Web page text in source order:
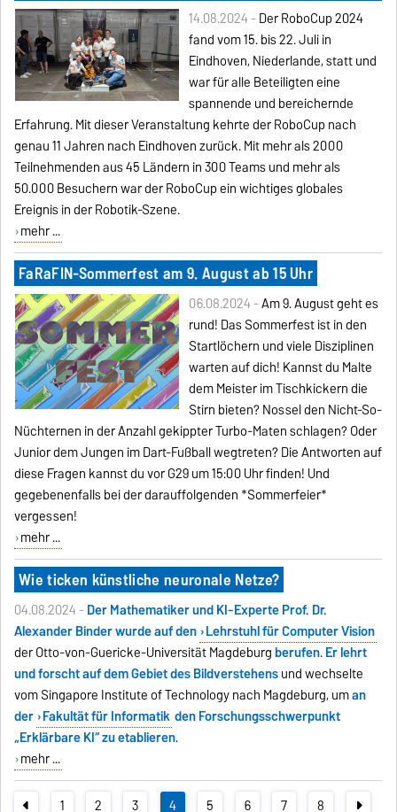
14.08.2024 -Der RoboCup 2024
fand vom 15. bis 22. Juli in
Eindhoven, Niederlande, statt und
war für alle Beteiligten eine
spannende und bereichernde
Erfahrung. Mit dieser Veranstaltung kehrte der RoboCup nach
genau 11 Jahren nach Eindhoven zurück. Mit mehr als 2000
Teilnehmenden aus 45 Ländern in 300 Teams und mehr als
50.000 Besuchern war der RoboCup ein wichtiges globales
Ereignis in der Robotik-Szene.
mehr ...
FaRaFIN-Sommerfest am 9. August ab 15 Uhr
06.08.2024 -Am 9. August geht es
rund! Das Sommerfest ist in den
Startlöchern und viele Disziplinen
warten auf dich! Kannst du Malte
dem Meister im Tischkickern die
Stirn bieten? Nossel den Nicht-So-
Nüchternen in der Anzahl gekippter Turbo-Maten schlagen? Oder
Junior dem Jungen im Dart-Fußball wegtreten? Die Antworten auf
diese Fragen kannst du vor G29 um 15:00 Uhr finden! Und
gegebenenfalls bei der darauffolgenden *Sommerfeier*
vergessen!
mehr ...
Wie ticken künstliche neuronale Netze?
04.08.2024 -Der Mathematiker und KI-Experte Prof. Dr.
Alexander Binder wurde auf den Lehrstuhl für Computer Vision
der Otto-von-Guericke-Universität Magdeburgberufen.Er lehrt
und forscht auf dem Gebiet des Bildverstehensund wechselte
vom Singapore Institute of Technology nach Magdeburg, uman
der Fakultät für Informatik den Forschungsschwerpunkt
„Erklärbare KI“ zu etablieren.
mehr ...
1 2 3 4 5 6 7 8